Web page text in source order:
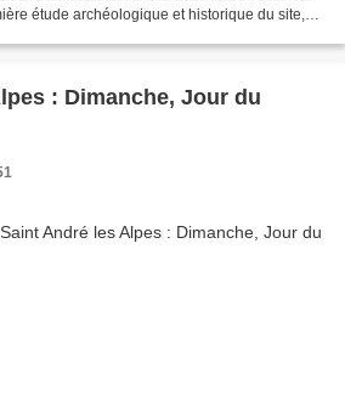
étude archéologique et historique du site,
: Dimanche, Jour du